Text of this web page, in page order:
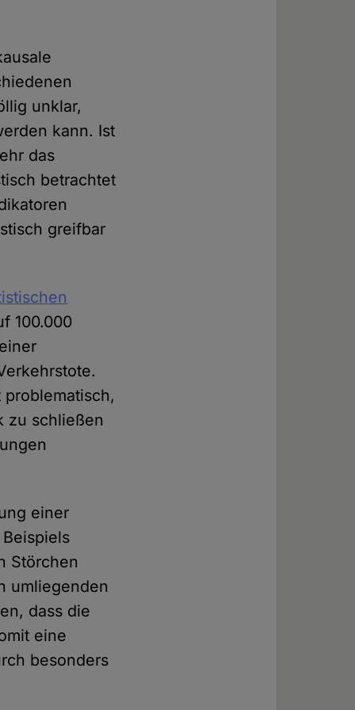
unklar,
kann. Ist
das
betrachtet
greifbar
100.000
zu schließen
einer
Störchen
umliegenden
dass die
eine
besonders